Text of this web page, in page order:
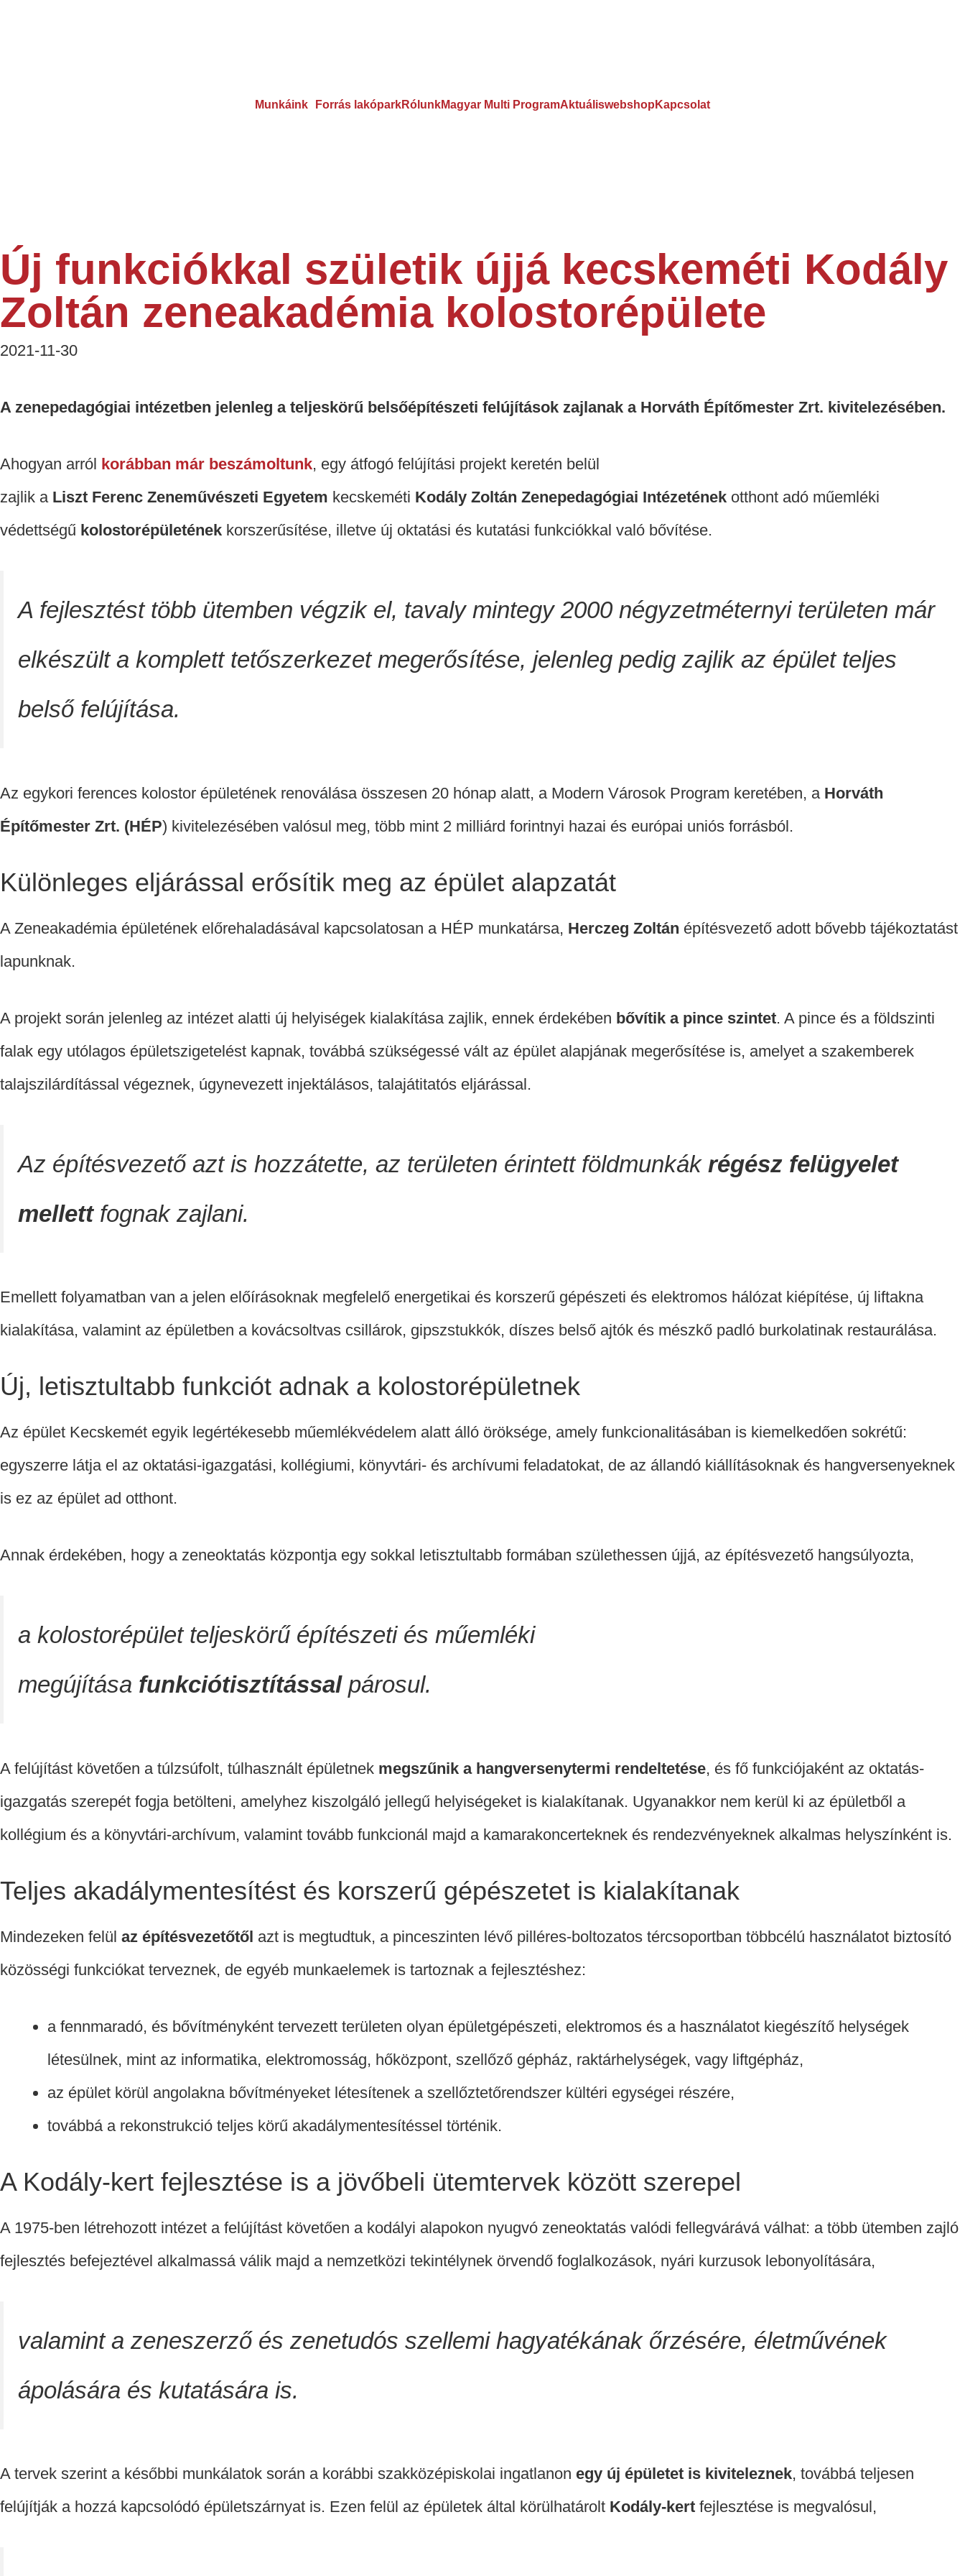
Munkáink Forrás lakóparkRólunkMagyar Multi ProgramAktuáliswebshop Kapcsolat
Új funkciókkal születik újjá kecskeméti Kodály
Zoltán zeneakadémia kolostorépülete
2021-11-30
A zenepedagógiai intézetben jelenleg a teljeskörű belsőépítészeti felújítások zajlanak a Horváth Építőmester Zrt. kivitelezésében.
Ahogyan arról korábban már beszámoltunk, egy átfogó felújítási projekt keretén belül
zajlik a Liszt Ferenc Zeneművészeti Egyetem kecskeméti Kodály Zoltán Zenepedagógiai Intézetének otthont adó műemléki
védettségű kolostorépületének korszerűsítése, illetve új oktatási és kutatási funkciókkal való bővítése.
A fejlesztést több ütemben végzik el, tavaly mintegy 2000 négyzetméternyi területen már
elkészült a komplett tetőszerkezet megerősítése, jelenleg pedig zajlik az épület teljes
belső felújítása.
Az egykori ferences kolostor épületének renoválása összesen 20 hónap alatt, a Modern Városok Program keretében, a Horváth
Építőmester Zrt. (HÉP) kivitelezésében valósul meg, több mint 2 milliárd forintnyi hazai és európai uniós forrásból.
Különleges eljárással erősítik meg az épület alapzatát
A Zeneakadémia épületének előrehaladásával kapcsolatosan a HÉP munkatársa, Herczeg Zoltán építésvezető adott bővebb tájékoztatást
lapunknak.
A projekt során jelenleg az intézet alatti új helyiségek kialakítása zajlik, ennek érdekében bővítik a pince szintet. A pince és a földszinti
falak egy utólagos épületszigetelést kapnak, továbbá szükségessé vált az épület alapjának megerősítése is, amelyet a szakemberek
talajszilárdítással végeznek, úgynevezett injektálásos, talajátitatós eljárással.
Az építésvezető azt is hozzátette, az területen érintett földmunkák régész felügyelet
mellettfognak zajlani.
Emellett folyamatban van a jelen előírásoknak megfelelő energetikai és korszerű gépészeti és elektromos hálózat kiépítése, új liftakna
kialakítása, valamint az épületben a kovácsoltvas csillárok, gipszstukkók, díszes belső ajtók és mészkő padló burkolatinak restaurálása.
Új, letisztultabb funkciót adnak a kolostorépületnek
Az épület Kecskemét egyik legértékesebb műemlékvédelem alatt álló öröksége, amely funkcionalitásában is kiemelkedően sokrétű:
egyszerre látja el az oktatási-igazgatási, kollégiumi, könyvtári- és archívumi feladatokat, de az állandó kiállításoknak és hangversenyeknek
is ez az épület ad otthont.
Annak érdekében, hogy a zeneoktatás központja egy sokkal letisztultabb formában születhessen újjá, az építésvezető hangsúlyozta,
a kolostorépület teljeskörű építészeti és műemléki
megújítása funkciótisztítással párosul.
A felújítást követően a túlzsúfolt, túlhasznált épületnek megszűnik a hangversenytermi rendeltetése, és fő funkciójaként az oktatás-
igazgatás szerepét fogja betölteni, amelyhez kiszolgáló jellegű helyiségeket is kialakítanak. Ugyanakkor nem kerül ki az épületből a
kollégium és a könyvtári-archívum, valamint tovább funkcionál majd a kamarakoncerteknek és rendezvényeknek alkalmas helyszínként is.
Teljes akadálymentesítést és korszerű gépészetet is kialakítanak
Mindezeken felül az építésvezetőtől azt is megtudtuk, a pinceszinten lévő pilléres-boltozatos tércsoportban többcélú használatot biztosító
közösségi funkciókat terveznek, de egyéb munkaelemek is tartoznak a fejlesztéshez:
a fennmaradó, és bővítményként tervezett területen olyan épületgépészeti, elektromos és a használatot kiegészítő helységek
létesülnek, mint az informatika, elektromosság, hőközpont, szellőző gépház, raktárhelységek, vagy liftgépház,
az épület körül angolakna bővítményeket létesítenek a szellőztetőrendszer kültéri egységei részére,
továbbá a rekonstrukció teljes körű akadálymentesítéssel történik.
A Kodály-kert fejlesztése is a jövőbeli ütemtervek között szerepel
A 1975-ben létrehozott intézet a felújítást követően a kodályi alapokon nyugvó zeneoktatás valódi fellegvárává válhat: a több ütemben zajló
fejlesztés befejeztével alkalmassá válik majd a nemzetközi tekintélynek örvendő foglalkozások, nyári kurzusok lebonyolítására,
valamint a zeneszerző és zenetudós szellemi hagyatékának őrzésére, életművének
ápolására és kutatására is.
A tervek szerint a későbbi munkálatok során a korábbi szakközépiskolai ingatlanon egy új épületet is kiviteleznek, továbbá teljesen
felújítják a hozzá kapcsolódó épületszárnyat is. Ezen felül az épületek által körülhatárolt Kodály-kert fejlesztése is megvalósul,